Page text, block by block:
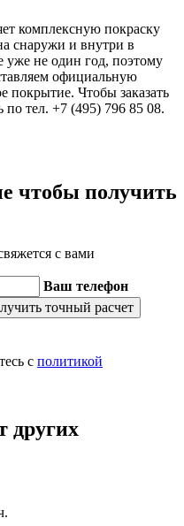
комплексную покраску
снаружи и внутри в
не один год, поэтому
официальную
покрытие. Чтобы заказать
по тел. +7 (495) 796 85 08.
чтобы получить
с вами
Ваш телефон
с политикой
других